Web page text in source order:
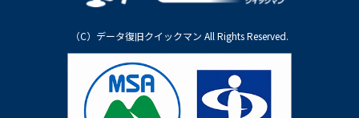
（C）データ復旧クイックマン All Rights Reserved.